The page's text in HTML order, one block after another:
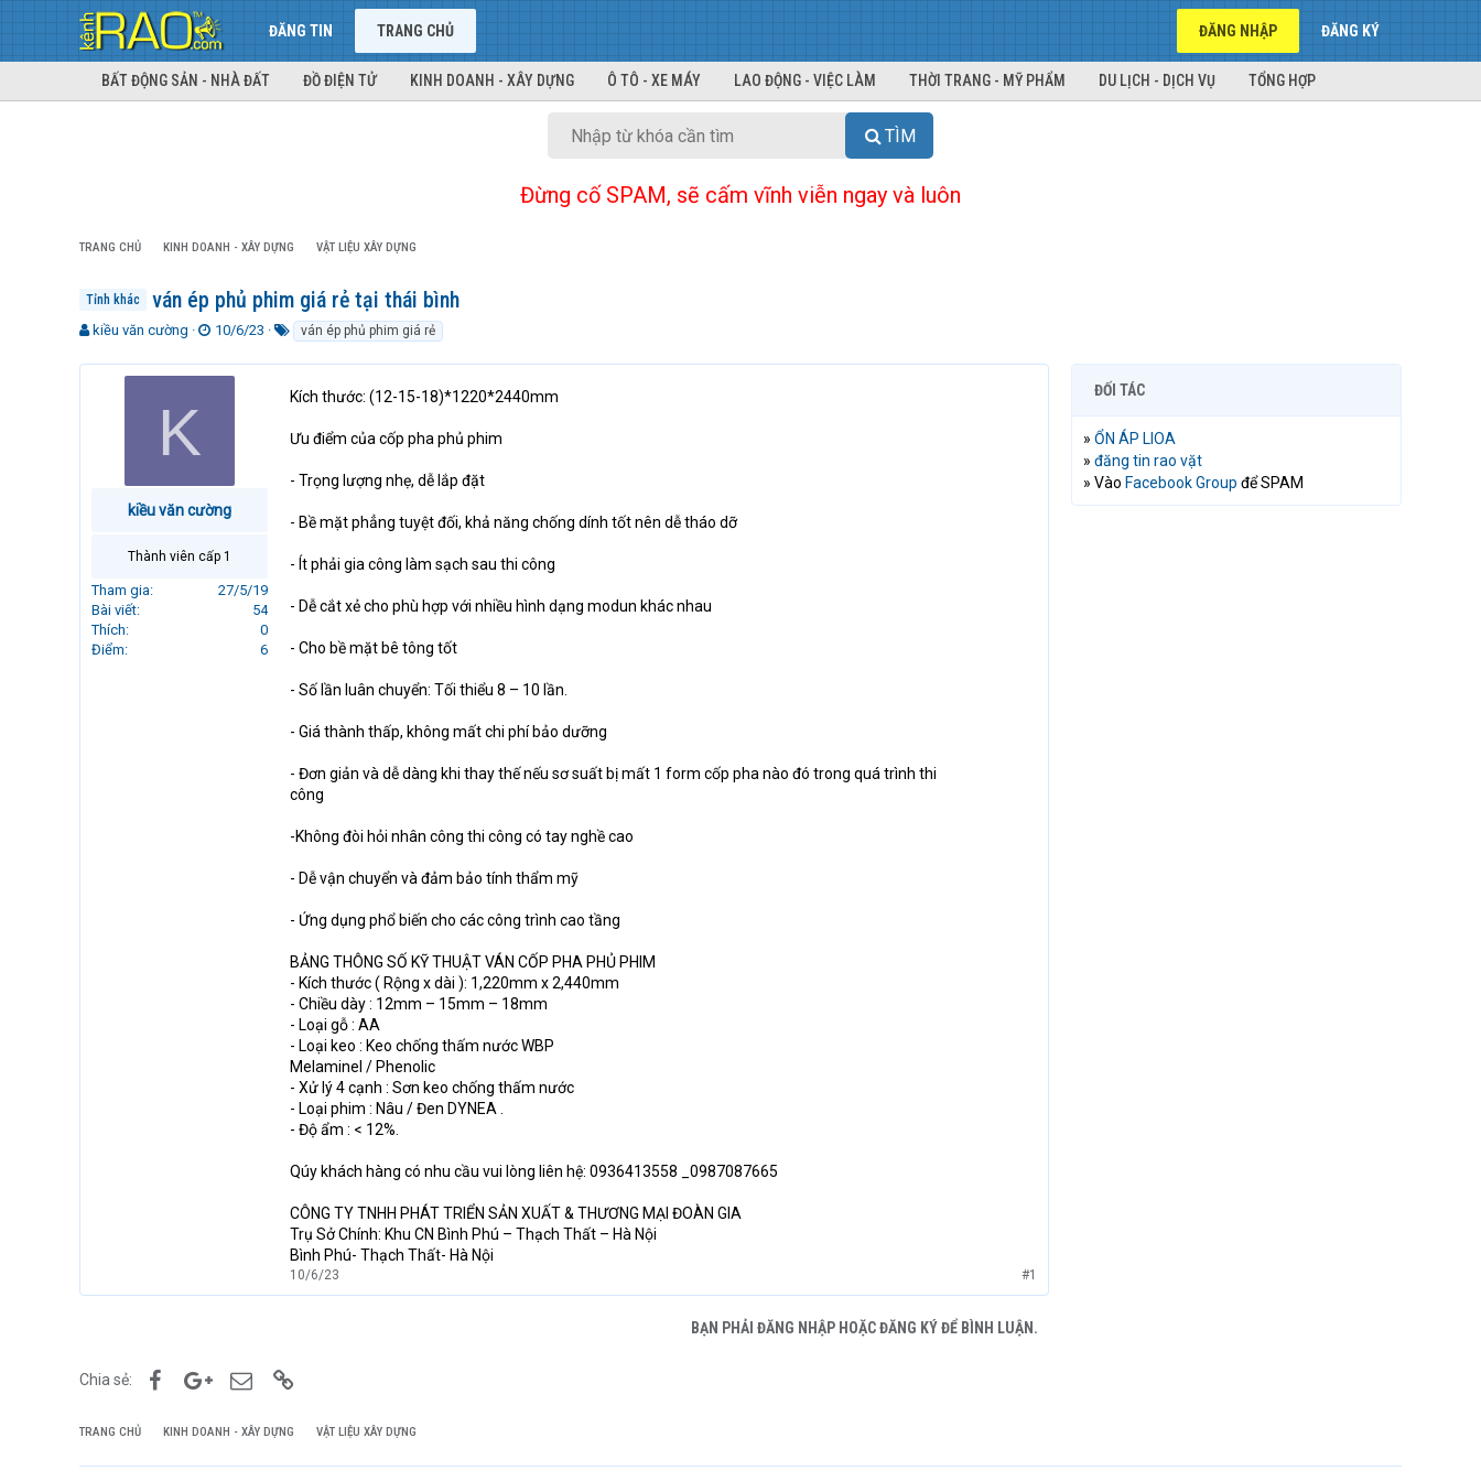
ĐĂNG TIN TRANG CHỦ ĐĂNG NHẬP ĐĂNG KÝ
BẤT ĐỘNG SẢN - NHÀ ĐẤT ĐỒ ĐIỆN TỬ KINH DOANH - XÂY DỰNG Ô TÔ - XE MÁY LAO ĐỘNG - VIỆC LÀM THỜI TRANG - MỸ PHẨM DU LỊCH - DỊCH VỤ TỔNG HỢP
TÌM
Đừng cố SPAM, sẽ cấm vĩnh viễn ngay và luôn
TRANG CHỦ KINH DOANH - XÂY DỰNG VẬT LIỆU XÂY DỰNG
Tỉnh khác ván ép phủ phim giá rẻ tại thái bình
T
r
kiều văn cường
N
à
10/6/23
k
h
ván ép phủ phim giá rẻ
K
kiều văn cường
Thành viên cấp 1
Tham gia
27/5/19
Bài viết
54
Thích
0
Điểm
6
Kích thước: (12-15-18)*1220*2440mm
Ưu điểm của cốp pha phủ phim
- Trọng lượng nhẹ, dễ lắp đặt
- Bề mặt phẳng tuyệt đối, khả năng chống dính tốt nên dễ tháo dỡ
- Ít phải gia công làm sạch sau thi công
- Dễ cắt xẻ cho phù hợp với nhiều hình dạng modun khác nhau
- Cho bề mặt bê tông tốt
- Số lần luân chuyển: Tối thiểu 8 – 10 lần.
- Giá thành thấp, không mất chi phí bảo dưỡng
- Đơn giản và dễ dàng khi thay thế nếu sơ suất bị mất 1 form cốp pha nào đó trong quá trình thi
công
-Không đòi hỏi nhân công thi công có tay nghề cao
- Dễ vận chuyển và đảm bảo tính thẩm mỹ
- Ứng dụng phổ biến cho các công trình cao tầng
BẢNG THÔNG SỐ KỸ THUẬT VÁN CỐP PHA PHỦ PHIM
- Kích thước ( Rộng x dài ): 1,220mm x 2,440mm
- Chiều dày : 12mm – 15mm – 18mm
- Loại gỗ : AA
- Loại keo : Keo chống thấm nước WBP
Melaminel / Phenolic
- Xử lý 4 cạnh : Sơn keo chống thấm nước
- Loại phim : Nâu / Đen DYNEA .
- Độ ẩm : < 12%.
Qúy khách hàng có nhu cầu vui lòng liên hệ: 0936413558 _0987087665
CÔNG TY TNHH PHÁT TRIỂN SẢN XUẤT & THƯƠNG MẠI ĐOÀN GIA
Trụ Sở Chính: Khu CN Bình Phú – Thạch Thất – Hà Nội
Bình Phú- Thạch Thất- Hà Nội
10/6/23 #1
BẠN PHẢI ĐĂNG NHẬP HOẶC ĐĂNG KÝ ĐỂ BÌNH LUẬN.
Chia sẻ: FacebookGoogle+Email
ĐỐI TÁC
» ỔN ÁP LIOA
» đăng tin rao vặt
» Vào Facebook Group để SPAM
TRANG CHỦ KINH DOANH - XÂY DỰNG VẬT LIỆU XÂY DỰNG